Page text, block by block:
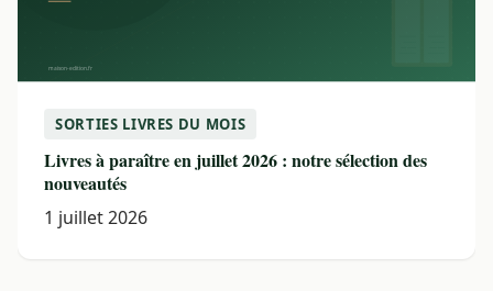
SORTIES LIVRES DU MOIS
Livres à paraître en juillet 2026 : notre sélection des
nouveautés
1 juillet 2026